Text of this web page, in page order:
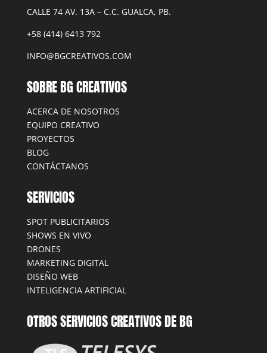
CALLE 74 AV. 13A – C.C. GUALCA, PB.
+58 (414) 6413 792
INFO@BGCREATIVOS.COM
SOBRE BG CREATIVOS
ACERCA DE NOSOTROS
EQUIPO CREATIVO
PROYECTOS
BLOG
CONTÁCTANOS
SERVICIOS
SPOT PUBLICITARIOS
SHOWS EN VIVO
DRONES
MARKETING DIGITAL
DISEÑO WEB
INTELIGENCIA ARTIFICIAL
OTROS SERVICIOS CREATIVOS DE BG